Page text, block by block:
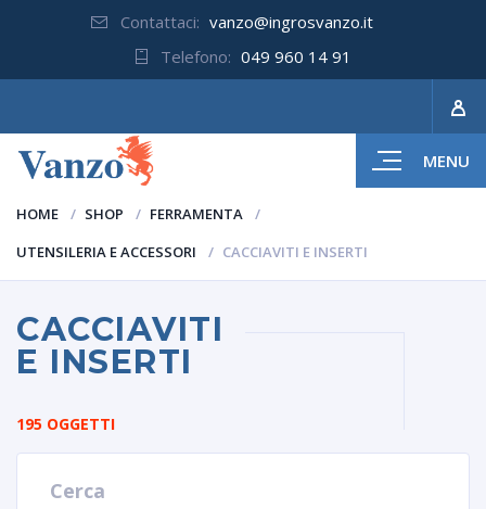
Contattaci: vanzo@ingrosvanzo.it
Telefono: 049 960 14 91
MENU
HOME SHOP
FERRAMENTA
UTENSILERIA E ACCESSORI
CACCIAVITI E INSERTI
CACCIAVITI
E INSERTI
195 OGGETTI
Cerca